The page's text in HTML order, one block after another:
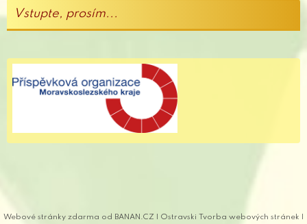
Vstupte, prosím...
Webové stránky zdarma od BANAN.CZ | Ostravski Tvorba webových stránek |